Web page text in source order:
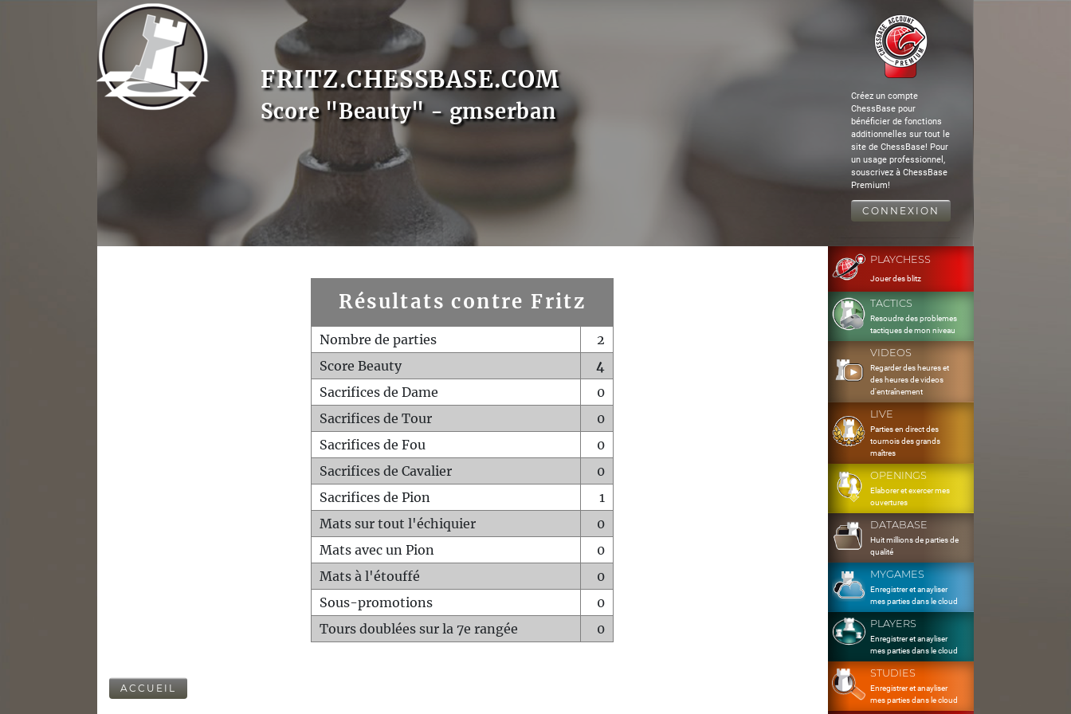
FRITZ.CHESSBASE.COM
Score "Beauty" - gmserban
Créez un compte
ChessBase pour
bénéficier de fonctions
additionnelles sur tout le
site de ChessBase! Pour
un usage professionnel,
souscrivez à ChessBase
Premium!
CONNEXION
Résultats contre Fritz
Nombre de parties
2
Score Beauty
4
Sacrifices de Dame
0
Sacrifices de Tour
0
Sacrifices de Fou
0
Sacrifices de Cavalier
0
Sacrifices de Pion
1
Mats sur tout l'échiquier
0
Mats avec un Pion
0
Mats à l'étouffé
0
Sous-promotions
0
Tours doublées sur la 7e rangée
0
ACCUEIL
PLAYCHESS
Jouer des blitz
TACTICS
Resoudre des problemes
tactiques de mon niveau
VIDEOS
Regarder des heures et
des heures de videos
d'entraînement
LIVE
Parties en direct des
tournois des grands
maîtres
OPENINGS
Elaborer et exercer mes
ouvertures
DATABASE
Huit millions de parties de
qualité
MYGAMES
Enregistrer et anayliser
mes parties dans le cloud
PLAYERS
Enregistrer et anayliser
mes parties dans le cloud
STUDIES
Enregistrer et anayliser
mes parties dans le cloud